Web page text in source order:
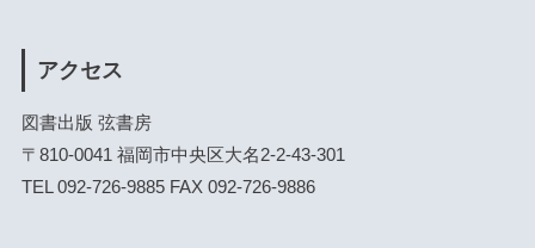
アクセス
図書出版 弦書房
〒810-0041 福岡市中央区大名2-2-43-301
TEL 092-726-9885 FAX 092-726-9886